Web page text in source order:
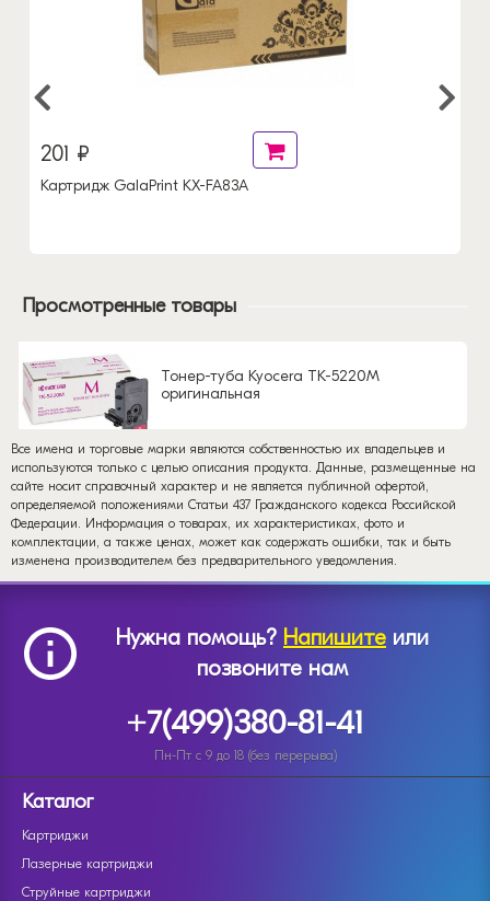
201 ₽
Картридж GalaPrint KX-FA83A
Просмотренные товары
Тонер-туба Kyocera TK-5220M
оригинальная
Все имена и торговые марки являются собственностью их владельцев и
используются только с целью описания продукта. Данные, размещенные на
сайте носит справочный характер и не является публичной офертой,
определяемой положениями Статьи 437 Гражданского кодекса Российской
Федерации. Информация о товарах, их характеристиках, фото и
комплектации, а также ценах, может как содержать ошибки, так и быть
изменена производителем без предварительного уведомления.
Нужна помощь? Напишите или
позвоните нам
+7(499)380-81-41
Пн-Пт с 9 до 18 (без перерыва)
Каталог
Картриджи
Лазерные картриджи
Струйные картриджи